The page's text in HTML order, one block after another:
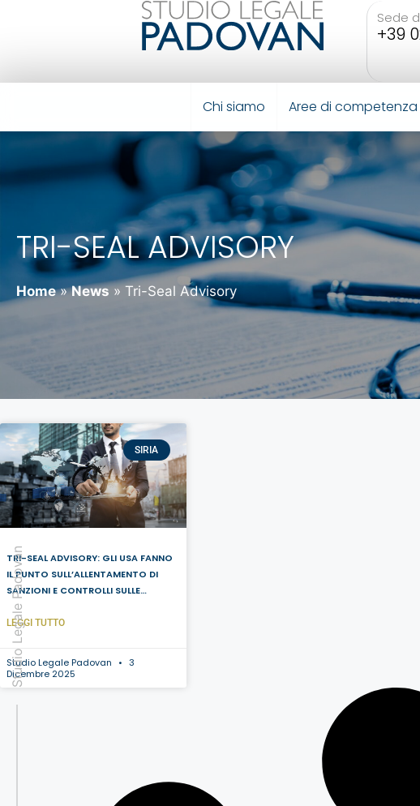
Sede
+39
Chi siamo Aree di competenza
TRI-SEAL ADVISORY
Home » News » Tri-Seal Advisory
Studio Legale Padovan
SIRIA
TRI-SEAL ADVISORY: GLI USA FANNO
IL PUNTO SULL’ALLENTAMENTO DI
SANZIONI E CONTROLLI SULLE
ESPORTAZIONI VERSO LA SIRIA
LEGGI TUTTO
Studio Legale Padovan
3
Dicembre 2025